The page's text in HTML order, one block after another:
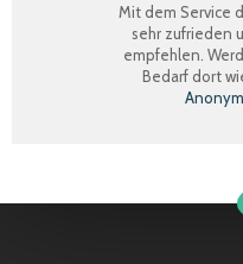
Mit dem Service
sehr zufrieden
empfehlen.
Bedarf dort
Anonym
Claudia